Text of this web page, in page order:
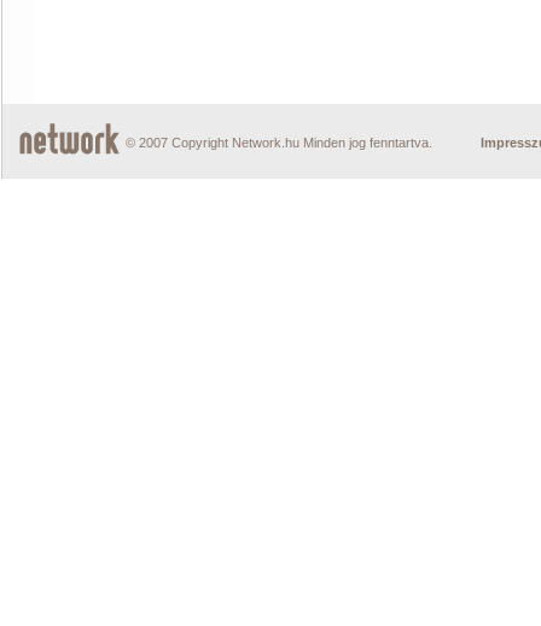
© 2007 Copyright Network.hu Minden jog fenntartva.